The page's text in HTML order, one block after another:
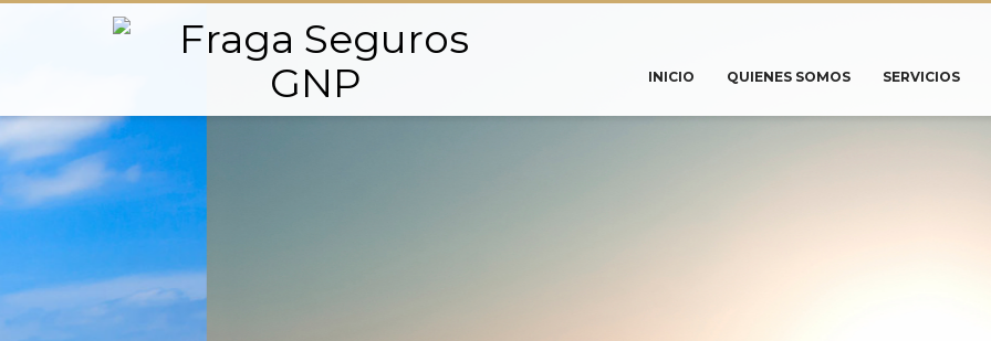
INICIO QUIENES SOMOS SERVICIOS